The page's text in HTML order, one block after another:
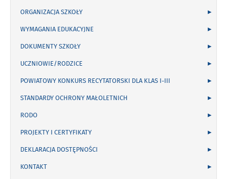
ORGANIZACJA SZKOŁY
WYMAGANIA EDUKACYJNE
DOKUMENTY SZKOŁY
UCZNIOWIE/RODZICE
POWIATOWY KONKURS RECYTATORSKI DLA KLAS I-III
STANDARDY OCHRONY MAŁOLETNICH
RODO
PROJEKTY I CERTYFIKATY
DEKLARACJA DOSTĘPNOŚCI
KONTAKT